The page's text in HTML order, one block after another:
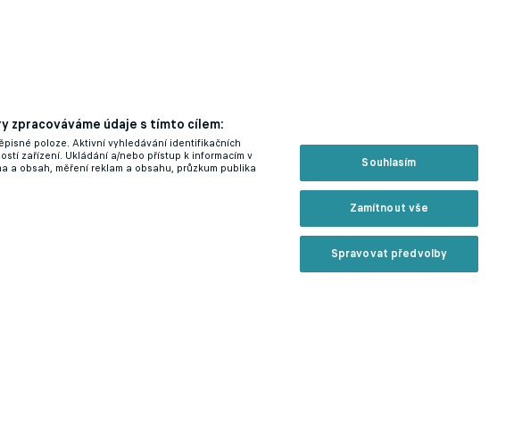
zpracováváme údaje s tímto cílem:
poloze. Aktivní vyhledávání identifikačních
zařízení. Ukládání a/nebo přístup k informacím v
a obsah, měření reklam a obsahu, průzkum publika
Souhlasím
Zamítnout vše
Spravovat předvolby